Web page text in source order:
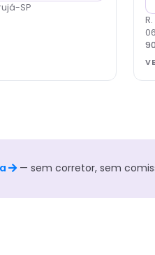
SP
— sem corretor, sem